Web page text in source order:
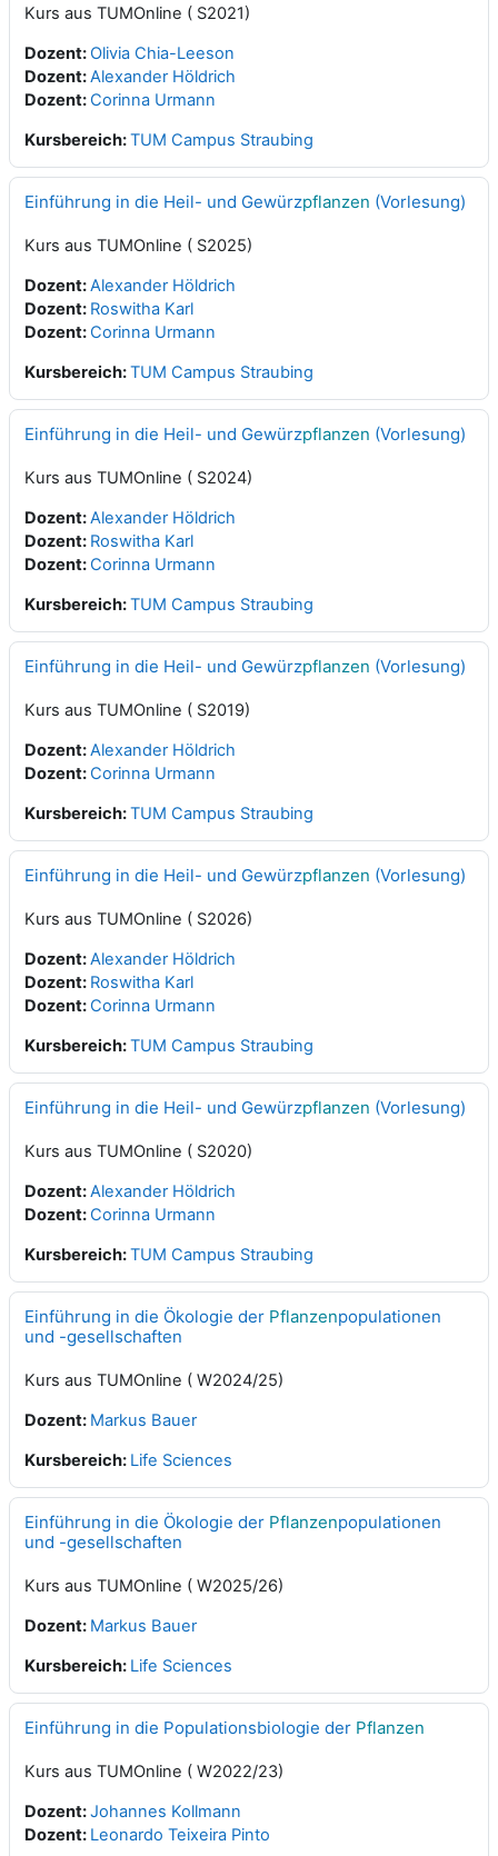
Kurs aus TUMOnline ( S2021)
Dozent:Olivia Chia-Leeson
Dozent:Alexander Höldrich
Dozent:Corinna Urmann
Kursbereich:TUM Campus Straubing
Einführung in die Heil- und Gewürzpflanzen (Vorlesung)
Kurs aus TUMOnline ( S2025)
Dozent:Alexander Höldrich
Dozent: Roswitha Karl
Dozent:Corinna Urmann
Kursbereich:TUM Campus Straubing
Einführung in die Heil- und Gewürzpflanzen (Vorlesung)
Kurs aus TUMOnline ( S2024)
Dozent:Alexander Höldrich
Dozent: Roswitha Karl
Dozent:Corinna Urmann
Kursbereich:TUM Campus Straubing
Einführung in die Heil- und Gewürzpflanzen (Vorlesung)
Kurs aus TUMOnline ( S2019)
Dozent:Alexander Höldrich
Dozent:Corinna Urmann
Kursbereich:TUM Campus Straubing
Einführung in die Heil- und Gewürzpflanzen (Vorlesung)
Kurs aus TUMOnline ( S2026)
Dozent:Alexander Höldrich
Dozent: Roswitha Karl
Dozent:Corinna Urmann
Kursbereich:TUM Campus Straubing
Einführung in die Heil- und Gewürzpflanzen (Vorlesung)
Kurs aus TUMOnline ( S2020)
Dozent:Alexander Höldrich
Dozent:Corinna Urmann
Kursbereich:TUM Campus Straubing
Einführung in die Ökologie der Pflanzenpopulationen
und -gesellschaften
Kurs aus TUMOnline ( W2024/25)
Dozent: Markus Bauer
Kursbereich: Life Sciences
Einführung in die Ökologie der Pflanzenpopulationen
und -gesellschaften
Kurs aus TUMOnline ( W2025/26)
Dozent: Markus Bauer
Kursbereich: Life Sciences
Einführung in die Populationsbiologie der Pflanzen
Kurs aus TUMOnline ( W2022/23)
Dozent:Johannes Kollmann
Dozent: Leonardo Teixeira Pinto